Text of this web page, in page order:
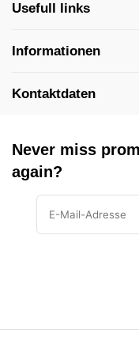
Usefull links
Informationen
Kontaktdaten
Never miss
again?